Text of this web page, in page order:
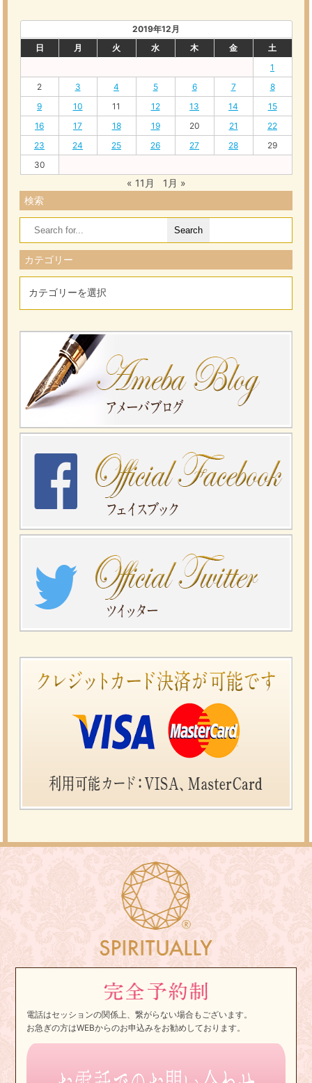
2019年12月
日
月 火 水 木 金
土
1
2
3 4 5 6 7
8
9
10 11 12 13 14
15
16
17 18 19 20 21
22
23
24 25 26 27 28
29
30
« 11月
1月 »
検索
Search
for:
カテゴリー
電話はセッションの関係上、繋がらない場合もございます。
お急ぎの方はWEBからのお申込みをお勧めしております。